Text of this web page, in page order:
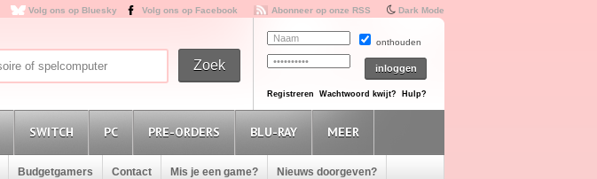
Volg ons op Bluesky Volg ons op Facebook Abonneer op onze RSS Dark Mode
onthouden
Registreren Wachtwoord kwijt? Hulp?
SWITCH PC PRE-ORDERS BLU-RAY MEER
Budgetgamers Contact Mis je een game? Nieuws doorgeven?